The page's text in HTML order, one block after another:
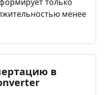
менее
в